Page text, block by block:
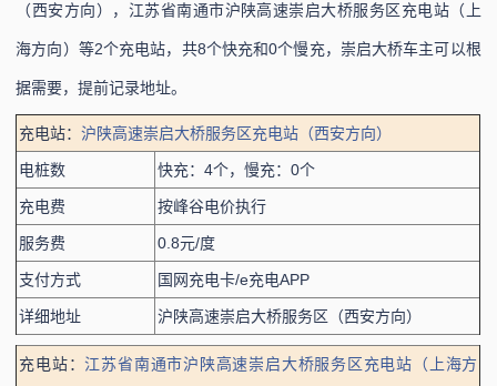
（西安方向），江苏省南通市沪陕高速崇启大桥服务区充电站（上
海方向）等2个充电站，共8个快充和0个慢充，崇启大桥车主可以根
据需要，提前记录地址。
充电站：沪陕高速崇启大桥服务区充电站（西安方向）
电桩数 快充：4个，慢充：0个
充电费 按峰谷电价执行
服务费 0.8元/度
支付方式 国网充电卡/e充电APP
详细地址 沪陕高速崇启大桥服务区（西安方向）
充电站：江苏省南通市沪陕高速崇启大桥服务区充电站（上海方